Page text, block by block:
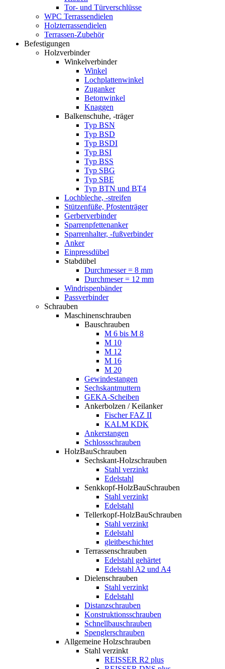
Tor- und Türverschlüsse
WPC Terrassendielen
Holzterrassendielen
Terrassen-Zubehör
Befestigungen
Holzverbinder
Winkelverbinder
Winkel
Lochplattenwinkel
Zuganker
Betonwinkel
Knaggen
Balkenschuhe, -träger
Typ BSN
Typ BSD
Typ BSDI
Typ BSI
Typ BSS
Typ SBG
Typ SBE
Typ BTN und BT4
Lochbleche, -streifen
Stützenfüße, Pfostenträger
Gerberverbinder
Sparrenpfettenanker
Sparrenhalter, -fußverbinder
Anker
Einpressdübel
Stabdübel
Durchmesser = 8 mm
Durchmeser = 12 mm
Windrispenbänder
Passverbinder
Schrauben
Maschinenschrauben
Bauschrauben
M 6 bis M 8
M 10
M 12
M 16
M 20
Gewindestangen
Sechskantmuttern
GEKA-Scheiben
Ankerbolzen / Keilanker
Fischer FAZ II
KALM KDK
Ankerstangen
Schlossschrauben
HolzBauSchrauben
Sechskant-Holzschrauben
Stahl verzinkt
Edelstahl
Senkkopf-HolzBauSchrauben
Stahl verzinkt
Edelstahl
Tellerkopf-HolzBauSchrauben
Stahl verzinkt
Edelstahl
gleitbeschichtet
Terrassenschrauben
Edelstahl gehärtet
Edelstahl A2 und A4
Dielenschrauben
Stahl verzinkt
Edelstahl
Distanzschrauben
Konstruktionsschrauben
Schnellbauschrauben
Spenglerschrauben
Allgemeine Holzschrauben
Stahl verzinkt
REISSER R2 plus